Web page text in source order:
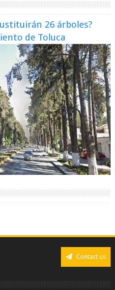
26 árboles?
de Toluca
Contact us